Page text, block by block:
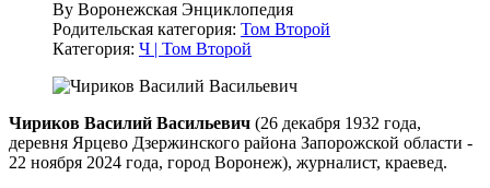
By Воронежская Энциклопедия
Родительская категория: Том Второй
Категория: Ч | Том Второй
Чириков Василий Васильевич (26 декабря 1932 года,
деревня Ярцево Дзержинского района Запорожской области -
22 ноября 2024 года, город Воронеж), журналист, краевед.